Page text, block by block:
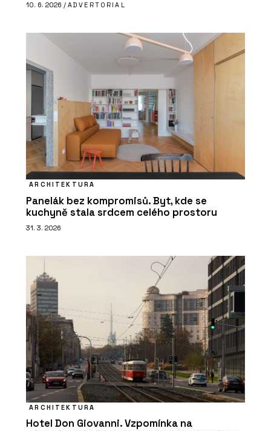
10. 6. 2026 / ADVERTORIAL
ARCHITEKTURA
Panelák bez kompromisů. Byt, kde se
kuchyně stala srdcem celého prostoru
31. 3. 2026
ARCHITEKTURA
Hotel Don Giovanni. Vzpomínka na